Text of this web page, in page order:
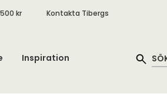
kr Kontakta Tibergs
Inspiration